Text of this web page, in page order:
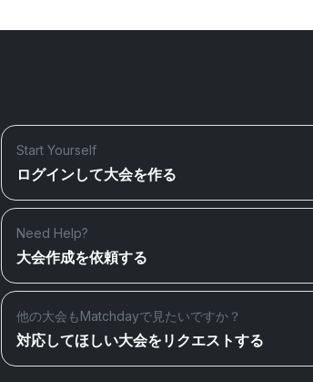
Start Yourself
ログインして大会を作る
Need Help?
大会作成を依頼する
他の大会もMatchdayで見たいですか？
対応してほしい大会をリクエストする